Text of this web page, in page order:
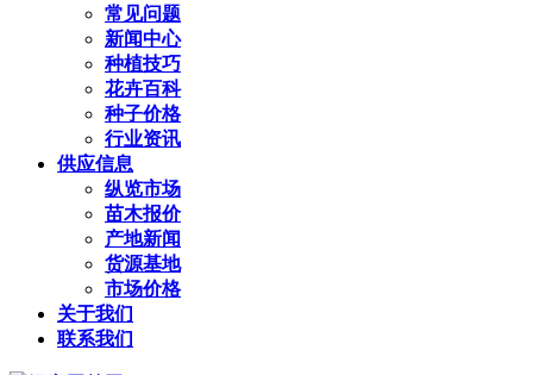
常见问题
新闻中心
种植技巧
花卉百科
种子价格
行业资讯
供应信息
纵览市场
苗木报价
产地新闻
货源基地
市场价格
关于我们
联系我们